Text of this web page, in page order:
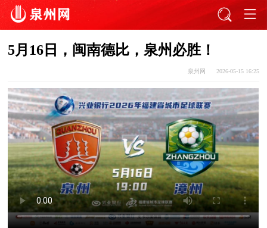
5月16日，闽南德比，泉州必胜！
泉州网 2026-05-15 16:25